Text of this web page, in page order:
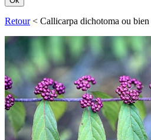
Retour< Callicarpa dichotoma ou bien